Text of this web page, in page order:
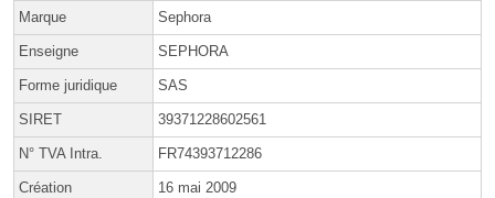
Marque Sephora
Enseigne SEPHORA
Forme juridique SAS
SIRET 39371228602561
N° TVA Intra. FR74393712286
Création 16 mai 2009